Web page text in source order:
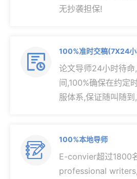
无抄袭担保!

100%准时交稿(7X24
论文导师24小时待
间,100%确保在约定
服体系,保证随叫随

100%本地导师
E-convier超过1800
professional